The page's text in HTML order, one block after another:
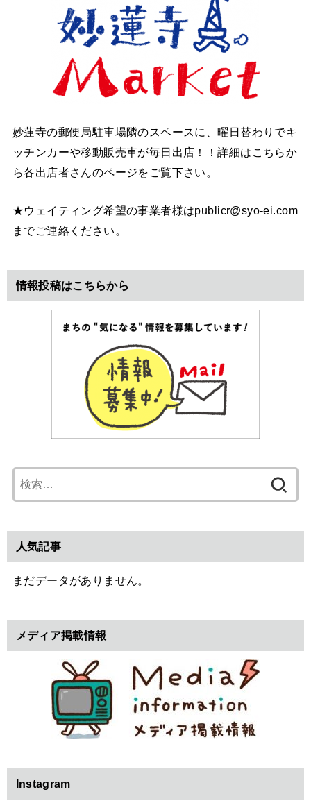
妙蓮寺の郵便局駐車場隣のスペースに、曜日替わりでキ
ッチンカーや移動販売車が毎日出店！！詳細はこちらか
ら各出店者さんのページをご覧下さい。
★ウェイティング希望の事業者様はpublicr@syo-ei.com
までご連絡ください。
情報投稿はこちらから
索:
人気記事
まだデータがありません。
メディア掲載情報
Instagram